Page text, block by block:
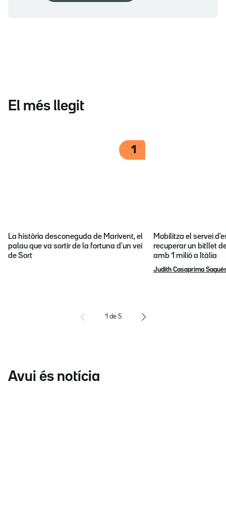
El més llegit
1
La història desconeguda de Marivent, el
palau que va sortir de la fortuna d'un veí
de Sort
Mobilitza el servei
recuperar un bitllet
amb 1 milió a Itàlia
Judith Casaprima
1 de 5
Avui és notícia